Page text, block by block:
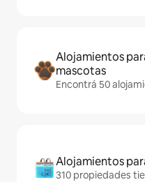
Alojamientos
mascotas
Encontrá 50
Alojamientos
310 propiedades